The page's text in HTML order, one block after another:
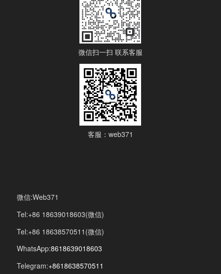
微信扫一扫 联系客服
客服：web371
微信:Web371
Tel:+86 18639018603(微信)
Tel:+86 18638570511(微信)
WhatsApp:8618639018603
Telegram:+8618638570511